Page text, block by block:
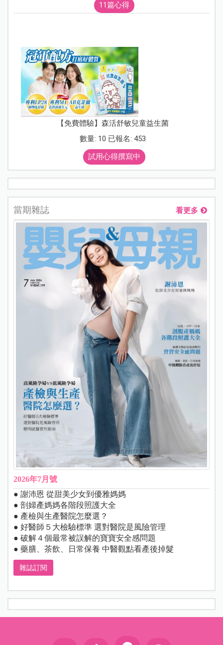
11篇心得
【免費體驗】森活舒敏兒童益生菌
數量: 10 已報名: 453
試用心得撰寫中
當期雜誌 看更多
2026年7月號
● 謝沛恩 從甜美少女到優雅媽媽
● 剖婦產媽媽各階段照護大全
● 產檢與生產醫院怎麼選？
● 好醫師５大檢驗標準 選對醫院是風險管理
● 破解４個最常被誤解的寶寶安全感問題
● 藥膳、茶飲、日常保養 中醫觀點看產後掉髮
雜誌訂閱